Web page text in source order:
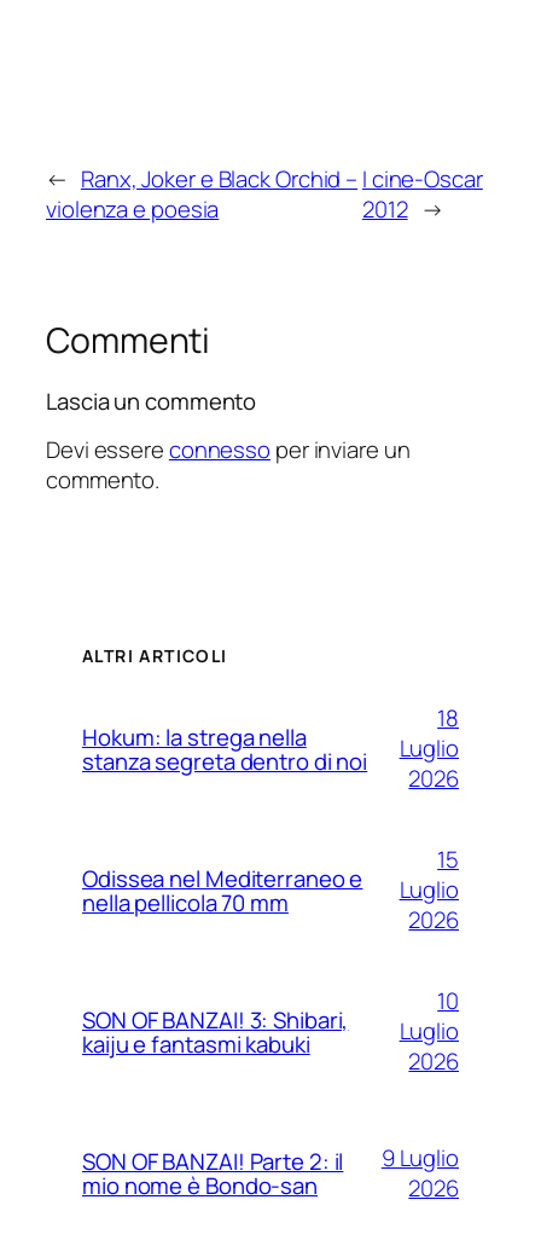
← Ranx, Joker e Black Orchid –
violenza e poesia
I cine-Oscar
2012 →
Commenti
Lascia un commento
Devi essereconnesso per inviare un
commento.
ALTRI ARTICOLI
Hokum: la strega nella
stanza segreta dentro di noi
18
Luglio
2026
Odissea nel Mediterraneo e
nella pellicola 70 mm
15
Luglio
2026
SON OF BANZAI! 3: Shibari,
kaiju e fantasmi kabuki
10
Luglio
2026
SON OF BANZAI! Parte 2: il
mio nome è Bondo-san
9 Luglio
2026